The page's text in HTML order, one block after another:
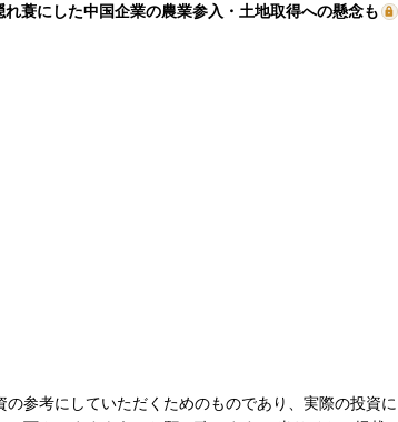
れ蓑にした中国企業の農業参入・土地取得への懸念も
参考にしていただくためのものであり、実際の投資に